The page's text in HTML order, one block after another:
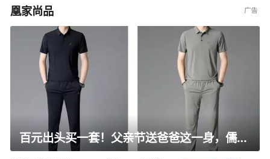
凰家尚品
百元出头买一套！父亲节送爸爸这一身，儒雅有型还凉爽